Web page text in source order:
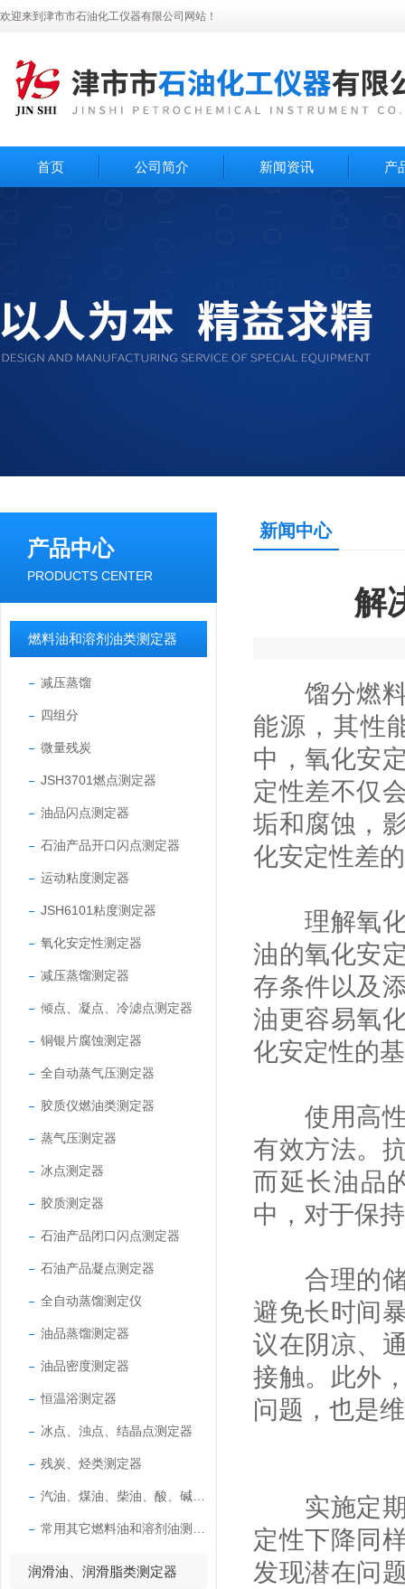
欢迎来到津市市石油化工仪器有限公司网站！
首页 公司简介 新闻资讯 产
产品中心
PRODUCTS CENTER
燃料油和溶剂油类测定器
减压蒸馏
四组分
微量残炭
JSH3701燃点测定器
油品闪点测定器
石油产品开口闪点测定器
运动粘度测定器
JSH6101粘度测定器
氧化安定性测定器
减压蒸馏测定器
倾点、凝点、冷滤点测定器
铜银片腐蚀测定器
全自动蒸气压测定器
胶质仪燃油类测定器
蒸气压测定器
冰点测定器
胶质测定器
石油产品闭口闪点测定器
石油产品凝点测定器
全自动蒸馏测定仪
油品蒸馏测定器
油品密度测定器
恒温浴测定器
冰点、浊点、结晶点测定器
残炭、烃类测定器
润滑油、润滑脂类测定器
新闻中心
解
馏分燃料
能源，其性
中，氧化安
定性差不仅
垢和腐蚀，
化安定性差
理解氧化
油的氧化安
存条件以及
油更容易氧
化安定性的
使用高性
有效方法。
而延长油品
中，对于保
合理的储
避免长时间
议在阴凉、
接触。此外
问题，也是
实施定期
定性下降同
发现潜在问